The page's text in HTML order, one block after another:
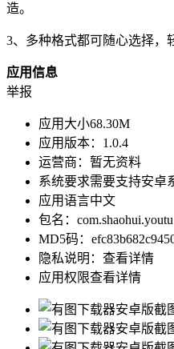
造。
3、多种格式都可随心选择，
应用信息
举报
应用大小68.30M
应用版本： 1.0.4
运营商： 暂无资料
系统要求需要支持安卓
应用语言中文
包名： com.shaohui.youtu
MD5码：
隐私说明： 查看详情
应用权限查看详情